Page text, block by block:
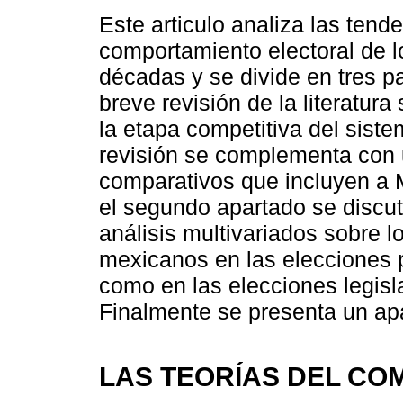
Este articulo analiza las
comportamiento electoral de
décadas y se divide en tres
breve revisión de la
la etapa competitiva del
revisión se complementa
comparativos que incluyen a
el segundo apartado se
análisis multivariados sobre
mexicanos en las elecciones
como en las elecciones
Finalmente se presenta un
LAS TEORÍAS DEL